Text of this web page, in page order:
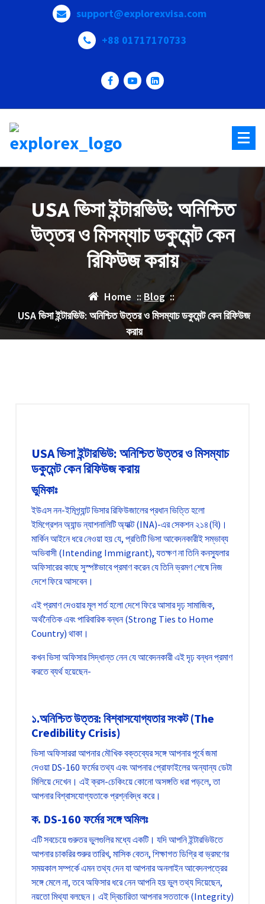
support@explorexvisa.com
+88 01717170733
USA ভিসা ইন্টারভিউ: অনিশ্চিত
উত্তর ও মিসম্যাচ ডকুমেন্ট কেন
রিফিউজ করায়
Home :: Blog::
USA ভিসা ইন্টারভিউ: অনিশ্চিত উত্তর ও মিসম্যাচ ডকুমেন্ট কেন রিফিউজ
করায়
USA ভিসা ইন্টারভিউ: অনিশ্চিত উত্তর ও মিসম্যাচ
ডকুমেন্ট কেন রিফিউজ করায়
ভুমিকাঃ
ইউএস নন-ইমিগ্র্যান্ট ভিসার রিফিউজালের প্রধান ভিত্তি হলো
ইমিগ্রেশন অ্যান্ড ন্যাশনালিটি অ্যাক্ট (INA)-এর সেকশন ২১৪(বি)।
মার্কিন আইনে ধরে নেওয়া হয় যে, প্রতিটি ভিসা আবেদনকারীই সম্ভাব্য
অভিবাসী (Intending Immigrant), যতক্ষণ না তিনি কনস্যুলার
অফিসারের কাছে সুস্পষ্টভাবে প্রমাণ করেন যে তিনি ভ্রমণ শেষে নিজ
দেশে ফিরে আসবেন।
এই প্রমাণ দেওয়ার মূল শর্ত হলো দেশে ফিরে আসার দৃঢ় সামাজিক,
অর্থনৈতিক এবং পারিবারিক বন্ধন (Strong Ties to Home
Country) থাকা।
কখন ভিসা অফিসার সিদ্ধান্ত নেন যে আবেদনকারী এই দৃঢ় বন্ধন প্রমাণ
করতে ব্যর্থ হয়েছেন-
১.অনিশ্চিত উত্তর: বিশ্বাসযোগ্যতার সংকট (The
Credibility Crisis)
ভিসা অফিসাররা আপনার মৌখিক বক্তব্যের সঙ্গে আপনার পূর্বে জমা
দেওয়া DS-160 ফর্মের তথ্য এবং আপনার প্রোফাইলের অন্যান্য ডেটা
মিলিয়ে দেখেন। এই ক্রস-চেকিংয়ে কোনো অসঙ্গতি ধরা পড়লে, তা
আপনার বিশ্বাসযোগ্যতাকে প্রশ্নবিদ্ধ করে।
ক. DS-160 ফর্মের সঙ্গে অমিলঃ
এটি সবচেয়ে গুরুতর ভুলগুলির মধ্যে একটি। যদি আপনি ইন্টারভিউতে
আপনার চাকরির শুরুর তারিখ, মাসিক বেতন, শিক্ষাগত ডিগ্রি বা ভ্রমণের
সময়কাল সম্পর্কে এমন তথ্য দেন যা আপনার অনলাইন আবেদনপত্রের
সঙ্গে মেলে না, তবে অফিসার ধরে নেন আপনি হয় ভুল তথ্য দিয়েছেন,
নয়তো মিথ্যা বলছেন। এই দ্বিচারিতা আপনার সততাকে (Integrity)